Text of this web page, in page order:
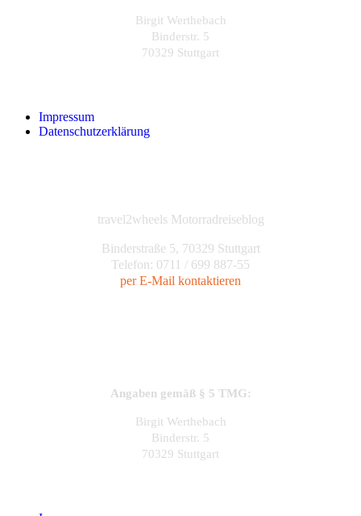
Birgit Werthebach
Binderstr. 5
70329 Stuttgart
Impressum
Datenschutzerklärung
travel2wheels Motorradreiseblog
Binderstraße 5, 70329 Stuttgart
Telefon: 0711 / 699 887-55
per E-Mail kontaktieren
Angaben gemäß § 5 TMG:
Birgit Werthebach
Binderstr. 5
70329 Stuttgart